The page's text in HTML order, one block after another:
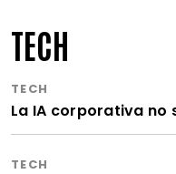
TECH
TECH
La IA corporativa no
TECH